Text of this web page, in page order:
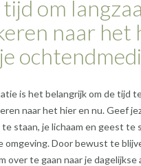
om
naar het
is het belangrijk om de tijd
naar het hier en nu. Geef
staan, je lichaam en geest te
omgeving. Door bewust te
over te gaan naar je